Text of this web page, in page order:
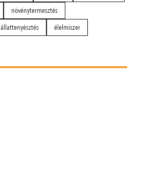
növénytermesztés
állattenyésztés élelmiszer